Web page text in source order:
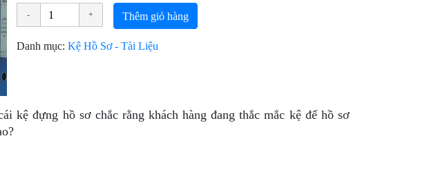
Thêm giỏ hàng
Danh mục: Kệ Hồ Sơ - Tài Liệu
kệ đựng hồ sơ chắc rằng khách hàng đang thắc mắc kệ để hồ sơ